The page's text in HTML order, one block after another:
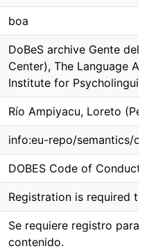
boa
DoBeS archive Gente del
Center), The Language
Institute for
Río Ampiyacu, Loreto
info:eu-repo/semantics/
DOBES Code of Conduct
Registration is required
Se requiere registro para
contenido.